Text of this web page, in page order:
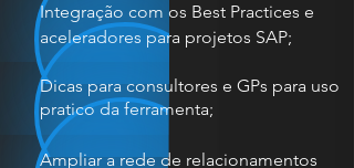
Integração com os Best Practices e
aceleradores para projetos SAP;
Dicas para consultores e GPs para uso
pratico da ferramenta;
Ampliar a rede de relacionamentos